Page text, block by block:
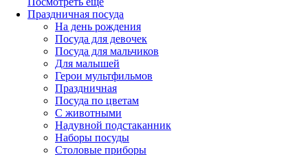
Праздничная посуда
На день рождения
Посуда для девочек
Посуда для мальчиков
Для малышей
Герои мультфильмов
Праздничная
Посуда по цветам
С животными
Надувной подстаканник
Наборы посуды
Столовые приборы